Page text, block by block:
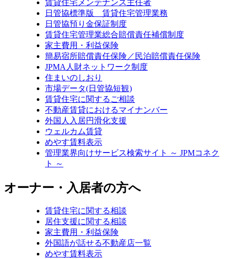
賃貸住宅メンテナンス主任者
日管協標準版 賃貸住宅管理業務
日管協預り金保証制度
賃貸住宅管理業総合賠償責任補償制度
家主費用・利益保険
簡易宿所賠償責任保険／民泊賠償責任保険
JPMA人財ネットワーク制度
住まいのしおり
市場データ(日管協短観)
賃貸住宅に関するご相談
不動産賃貸におけるマイナンバー
外国人入居円滑化支援
ウェルカム賃貸
めやす賃料表示
管理業界向けサービス検索サイト ～ JPMコネク
ト ～
オーナー・入居者の方へ
賃貸住宅に関する相談
居住支援に関する相談
家主費用・利益保険
外国語が話せる不動産店一覧
めやす賃料表示